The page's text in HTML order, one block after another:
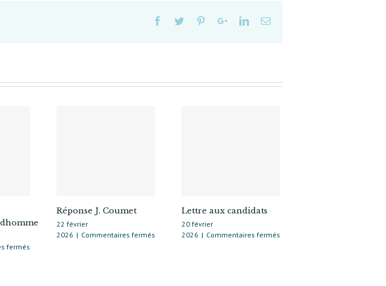
fermés
Réponse J. Coumet
22 février
2026 | Commentaires fermés
Lettre aux candidats
20 février
2026 | Commentaires fermés